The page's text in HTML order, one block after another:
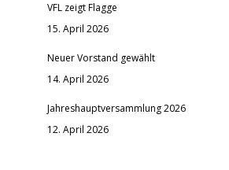
VFL zeigt Flagge
15. April 2026
Neuer Vorstand gewählt
14. April 2026
Jahreshauptversammlung 2026
12. April 2026